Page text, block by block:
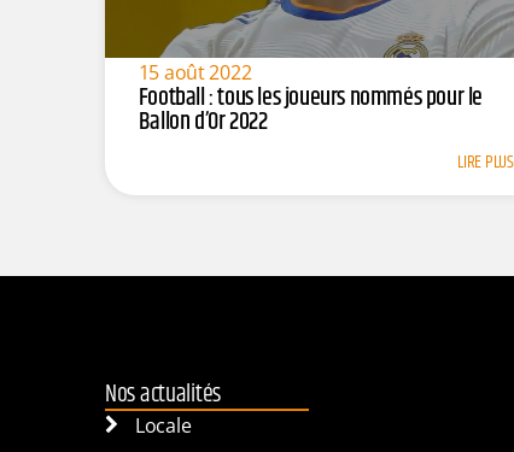
15 août 2022
Football : tous les joueurs nommés pour le
Ballon d’Or 2022
LIRE PLUS
Nos actualités
Locale